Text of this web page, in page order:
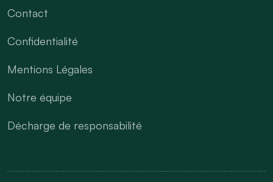
Contact
Confidentialité
Mentions Légales
Notre équipe
Décharge de responsabilité